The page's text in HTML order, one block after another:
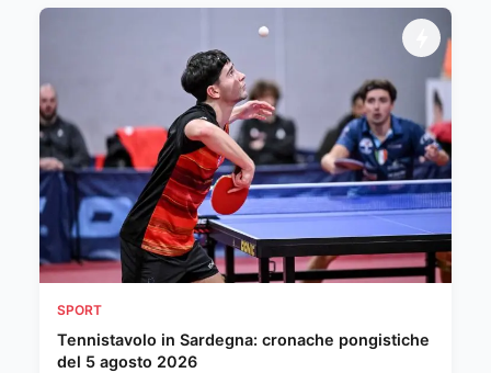
SPORT
Tennistavolo in Sardegna: cronache pongistiche
del 5 agosto 2026